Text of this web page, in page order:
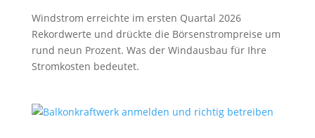
Windstrom erreichte im ersten Quartal 2026
Rekordwerte und drückte die Börsenstrompreise um
rund neun Prozent. Was der Windausbau für Ihre
Stromkosten bedeutet.